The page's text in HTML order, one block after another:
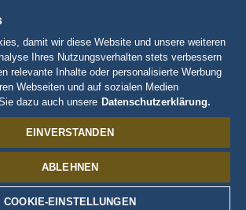
BÜCHER
FILME
ATTRAKTIONEN
– FESTIVAL OF FEAR
damit wir diese Website und unsere weiteren
Ihres Nutzungsverhalten stets verbessern
relevante Inhalte oder personalisierte Werbung
Webseiten und auf sozialen Medien
dazu auch unsere Datenschutzerklärung.
EINVERSTANDEN
ABLEHNEN
COOKIE-EINSTELLUNGEN